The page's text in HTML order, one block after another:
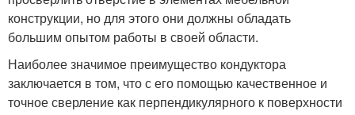
конструкции, но для этого они должны обладать
большим опытом работы в своей области.
Наиболее значимое преимущество кондуктора
заключается в том, что с его помощью качественное и
точное сверление как перпендикулярного к поверхности